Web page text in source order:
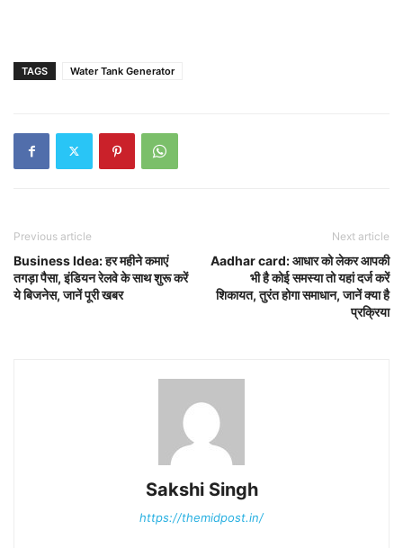
TAGS Water Tank Generator
Previous article
Business Idea: हर महीने कमाएं
तगड़ा पैसा, इंडियन रेलवे के साथ शुरू करें
ये बिजनेस, जानें पूरी खबर
Next article
Aadhar card: आधार को लेकर आपकी
भी है कोई समस्या तो यहां दर्ज करें
शिकायत, तुरंत होगा समाधान, जानें क्या है
प्रक्रिया
Sakshi Singh
https://themidpost.in/